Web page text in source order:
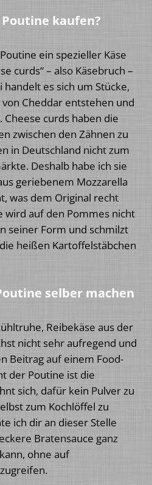
kaufen?
ein spezieller Käse
curds“ – also Käsebruch –
es sich um Stücke,
Cheddar entstehen und
Cheese curds haben die
zwischen den Zähnen zu
in Deutschland nicht zum
Deshalb habe ich sie
geriebenem Mozzarella
was dem Original recht
wird auf den Pommes nicht
seiner Form und schmilzt
heißen Kartoffelstäbchen
selber machen
Reibekäse aus der
nicht sehr aufregend und
Beitrag auf einem Food-
der Poutine ist die
sich, dafür kein Pulver zu
zum Kochlöffel zu
ich dir an dieser Stelle
Bratensauce ganz
ohne auf